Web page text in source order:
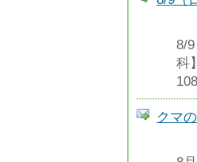
8/
科
クマ